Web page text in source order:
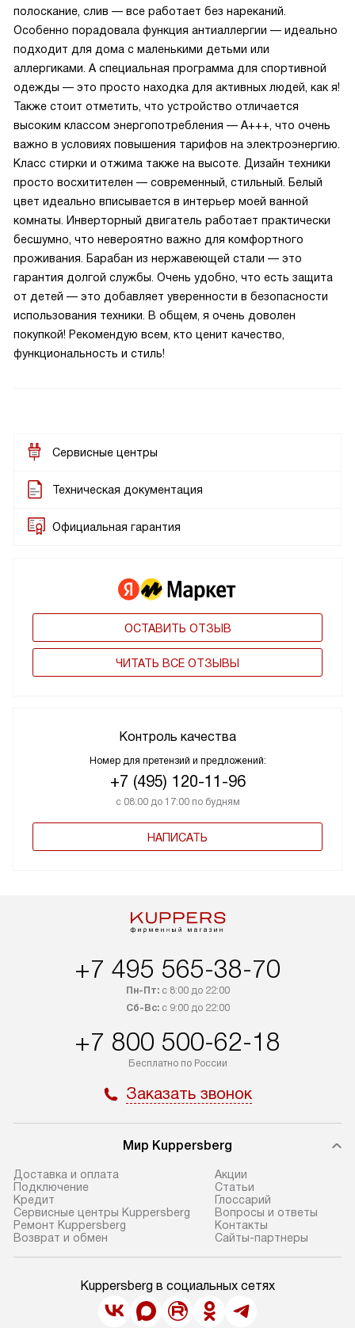
полоскание, слив — все работает без нареканий.
Особенно порадовала функция антиаллергии — идеально
подходит для дома с маленькими детьми или
аллергиками. А специальная программа для спортивной
одежды — это просто находка для активных людей, как я!
Также стоит отметить, что устройство отличается
высоким классом энергопотребления — A+++, что очень
важно в условиях повышения тарифов на электроэнергию.
Класс стирки и отжима также на высоте. Дизайн техники
просто восхитителен — современный, стильный. Белый
цвет идеально вписывается в интерьер моей ванной
комнаты. Инверторный двигатель работает практически
бесшумно, что невероятно важно для комфортного
проживания. Барабан из нержавеющей стали — это
гарантия долгой службы. Очень удобно, что есть защита
от детей — это добавляет уверенности в безопасности
использования техники. В общем, я очень доволен
покупкой! Рекомендую всем, кто ценит качество,
функциональность и стиль!
Сервисные центры
Техническая документация
Официальная гарантия
ОСТАВИТЬ ОТЗЫВ
ЧИТАТЬ ВСЕ ОТЗЫВЫ
Контроль качества
Номер для претензий и предложений:
+7 (495) 120-11-96
с 08:00 до 17:00 по будням
НАПИСАТЬ
+7 495 565-38-70
Пн-Пт:с 8:00 до 22:00
Сб-Вс:с 9:00 до 22:00
+7 800 500-62-18
Бесплатно по России
Заказать звонок
Мир Kuppersberg
Доставка и оплата
Подключение
Кредит
Сервисные центры Kuppersberg
Ремонт Kuppersberg
Возврат и обмен
Акции
Cтатьи
Глоссарий
Вопросы и ответы
Контакты
Сайты-партнеры
Kuppersberg в социальных сетях